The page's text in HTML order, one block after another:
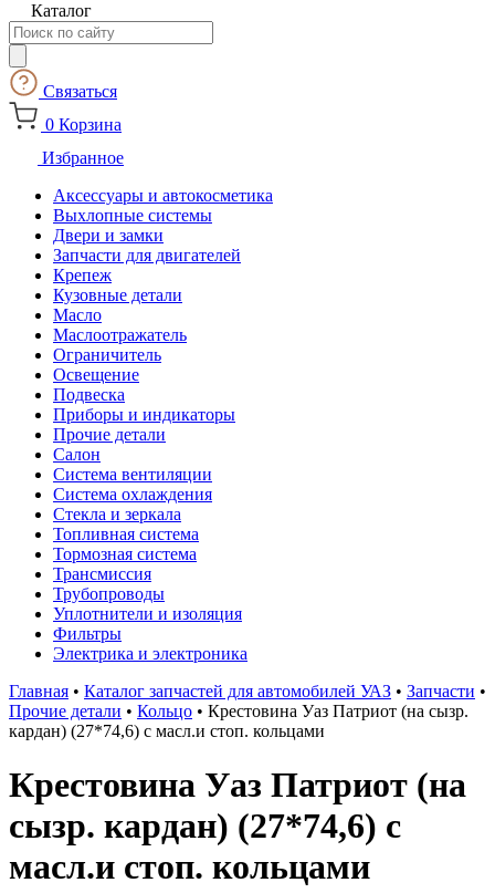
Каталог
Поиск
товаров
Связаться
0 Корзина
Избранное
Аксессуары и автокосметика
Выхлопные системы
Двери и замки
Запчасти для двигателей
Крепеж
Кузовные детали
Масло
Маслоотражатель
Ограничитель
Освещение
Подвеска
Приборы и индикаторы
Прочие детали
Салон
Система вентиляции
Система охлаждения
Стекла и зеркала
Топливная система
Тормозная система
Трансмиссия
Трубопроводы
Уплотнители и изоляция
Фильтры
Электрика и электроника
Главная • Каталог запчастей для автомобилей УАЗ • Запчасти •
Прочие детали • Кольцо • Крестовина Уаз Патриот (на сызр.
кардан) (27*74,6) с масл.и стоп. кольцами
Крестовина Уаз Патриот (на
сызр. кардан) (27*74,6) с
масл.и стоп. кольцами